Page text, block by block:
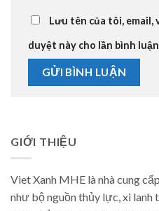
Lưu tên của tôi,
duyệt này cho lần bình
GIỚI THIỆU
Viet Xanh MHE là nhà cung
như bộ nguồn thủy lực, xi